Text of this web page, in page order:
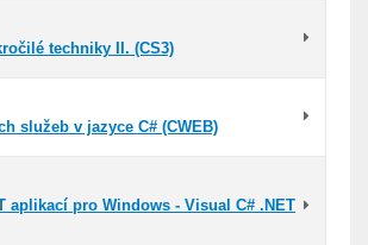
techniky II. (CS3)
služeb v jazyce C# (CWEB)
aplikací pro Windows - Visual C# .NET